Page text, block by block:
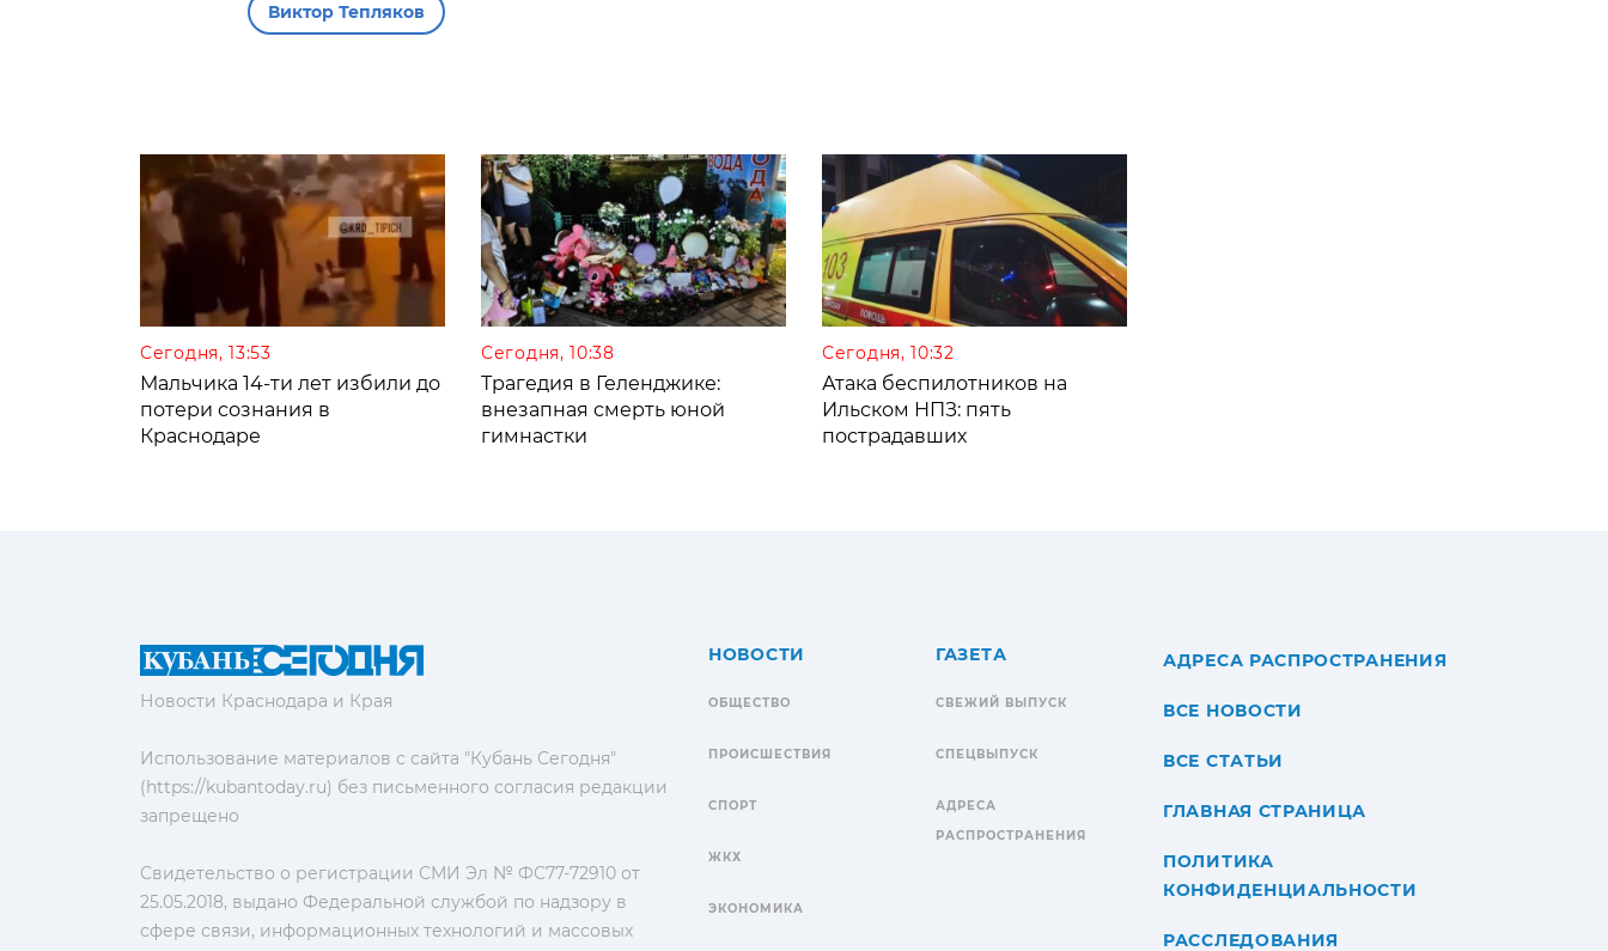
Виктор Тепляков
Сегодня, 13:53
Мальчика 14-ти лет избили до
потери сознания в
Краснодаре
Сегодня, 10:38
Трагедия в Геленджике:
внезапная смерть юной
гимнастки
Сегодня, 10:32
Атака беспилотников на
Ильском НПЗ: пять
пострадавших
Новости Краснодара и Края
Использование материалов с сайта "Кубань Сегодня"
(https://kubantoday.ru) без письменного согласия редакции
запрещено
Свидетельство о регистрации СМИ Эл № ФС77-72910 от
25.05.2018, выдано Федеральной службой по надзору в
сфере связи, информационных технологий и массовых
НОВОСТИ
ОБЩЕСТВО
ПРОИСШЕСТВИЯ
СПОРТ
ЖКХ
ЭКОНОМИКА
ГАЗЕТА
СВЕЖИЙ ВЫПУСК
СПЕЦВЫПУСК
АДРЕСА
РАСПРОСТРАНЕНИЯ
АДРЕСА РАСПРОСТРАНЕНИЯ
ВСЕ НОВОСТИ
ВСЕ СТАТЬИ
ГЛАВНАЯ СТРАНИЦА
ПОЛИТИКА
КОНФИДЕНЦИАЛЬНОСТИ
РАССЛЕДОВАНИЯ